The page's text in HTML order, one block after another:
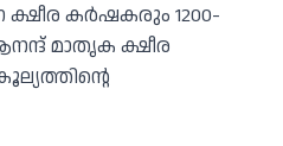
കര്‍ഷകരും 1200-
മാതൃക ക്ഷീര